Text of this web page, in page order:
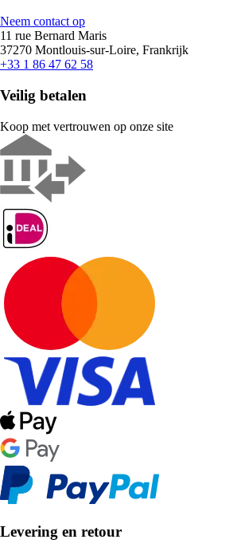
Neem contact op
11 rue Bernard Maris
37270 Montlouis-sur-Loire, Frankrijk
+33 1 86 47 62 58
Veilig betalen
Koop met vertrouwen op onze site
Levering en retour